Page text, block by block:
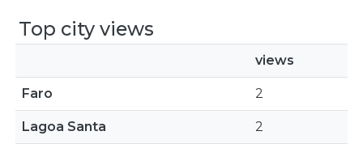
Top city views
views
Faro 2
Lagoa Santa 2